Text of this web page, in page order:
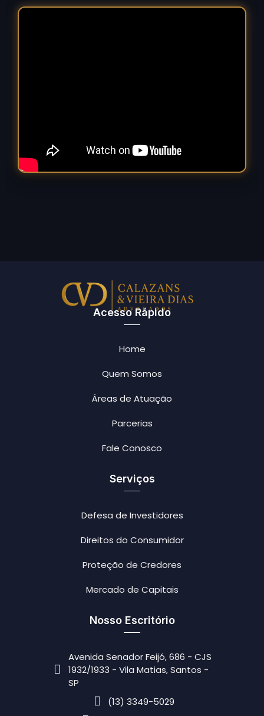
Acesso Rápido
Home
Quem Somos
Áreas de Atuação
Parcerias
Fale Conosco
Serviços
Defesa de Investidores
Direitos do Consumidor
Proteção de Credores
Mercado de Capitais
Nosso Escritório
Avenida Senador Feijó, 686 - CJS
1932/1933 - Vila Matias, Santos -
SP
(13) 3349-5029